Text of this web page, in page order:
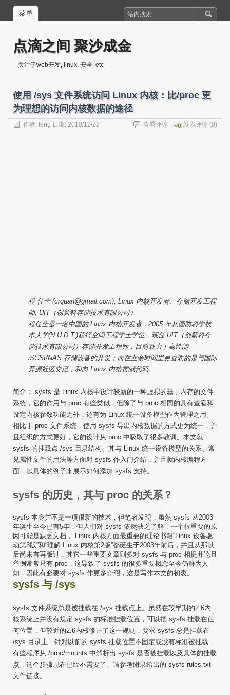
菜单
点滴之间 聚沙成金
关注于web开发, linux, 安全. etc
使用 /sys 文件系统访问 Linux 内核：比/proc 更
为理想的访问内核数据的途径
作者: feng 日期: 2010/12/22 发表评论 (0)
查看评论
程 任全 (crquan@gmail.com), Linux 内核开发者、存储开发工程
师, UIT（创新科存储技术有限公司）
程任全是一名中国的 Linux 内核开发者，2005 年从国防科学技
术大学(N.U.D.T.)获得空间工程学士学位，现任 UIT（创新科存
储技术有限公司）存储开发工程师，目前致力于高性能
iSCSI/NAS 存储设备的开发；而在业余时间里更喜欢的是与国际
开源社区交流，和向 Linux 内核贡献代码。
简介： sysfs 是 Linux 内核中设计较新的一种虚拟的基于内存的文件
系统，它的作用与 proc 有些类似，但除了与 proc 相同的具有查看和
设定内核参数功能之外，还有为 Linux 统一设备模型作为管理之用。
相比于 proc 文件系统，使用 sysfs 导出内核数据的方式更为统一，并
且组织的方式更好，它的设计从 proc 中吸取了很多教训。本文就
sysfs 的挂载点 /sys 目录结构、其与 Linux 统一设备模型的关系、常
见属性文件的用法等方面对 sysfs 作入门介绍，并且就内核编程方
面，以具体的例子来展示如何添加 sysfs 支持。
sysfs 的历史，其与 proc 的关系？
sysfs 本身并不是一项很新的技术，但笔者发现，虽然 sysfs 从2003
年诞生至今已有5年，但人们对 sysfs 依然缺乏了解；一个很重要的原
因可能是缺乏文档， Linux 内核方面最重要的理论书籍“Linux 设备驱
动第3版”和“理解 Linux 内核第2版”都诞生于2003年前后，并且从那以
后尚未有再版过，其它一些重要文章则多对 sysfs 与 proc 相提并论且
举例常常只有 proc，这导致了 sysfs 的很多重要概念至今仍鲜为人
知，因此有必要对 sysfs 作更多介绍，这是写作本文的初衷。
sysfs 与 /sys
sysfs 文件系统总是被挂载在 /sys 挂载点上。虽然在较早期的2.6内
核系统上并没有规定 sysfs 的标准挂载位置，可以把 sysfs 挂载在任
何位置，但较近的2.6内核修正了这一规则，要求 sysfs 总是挂载在
/sys 目录上；针对以前的 sysfs 挂载位置不固定或没有标准被挂载，
有些程序从 /proc/mounts 中解析出 sysfs 是否被挂载以及具体的挂载
点，这个步骤现在已经不需要了。请参考附录给出的 sysfs-rules.txt
文件链接。